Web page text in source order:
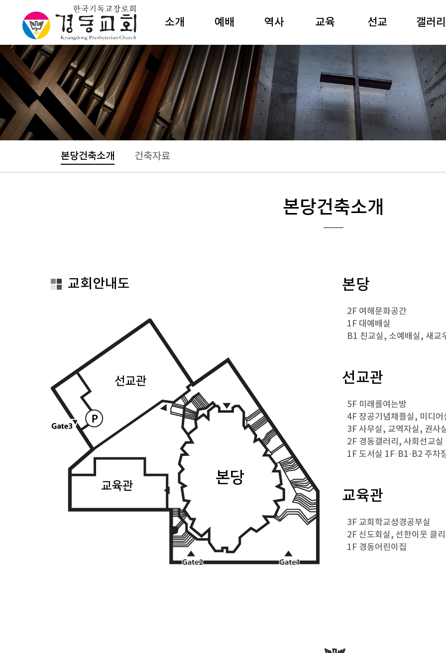
소개
담임목사
섬기는이
교회조직
예배안내
새교우안내
예전해설
건축소개
예배
주일예배
성경강해
수요예배
절기예배
특별예배
예배음악
역사
역사연표
여해 강원용
목사
장공 김재준
교육
성경공부
경동강좌
경동아카데미
유치부
어린이부
중고등부
선교
선교와 나눔
국제협력
갤러리
80주년
사진
영상
공연
전시
경동회보
본당건축소개 건축자료
본당건축소개
교회안내도 본당
2F 여해문화공간
1F 대예배실
B1 친교실, 소예배실, 새교
선교관
5F 미래를여는방
4F 장공기념채플실, 미디어
3F 사무실, 교역자실, 권사
2F 경동갤러리, 사회선교실
1F 도서실 1F·B1·B2 주차
교육관
3F 교회학교성경공부실
2F 신도회실, 선한이웃 클
1F 경동어린이집